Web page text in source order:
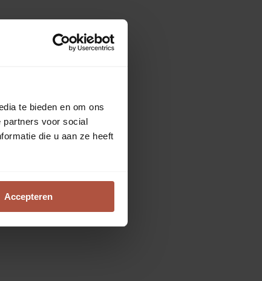
te bieden en om ons
partners voor social
die u aan ze heeft
Accepteren